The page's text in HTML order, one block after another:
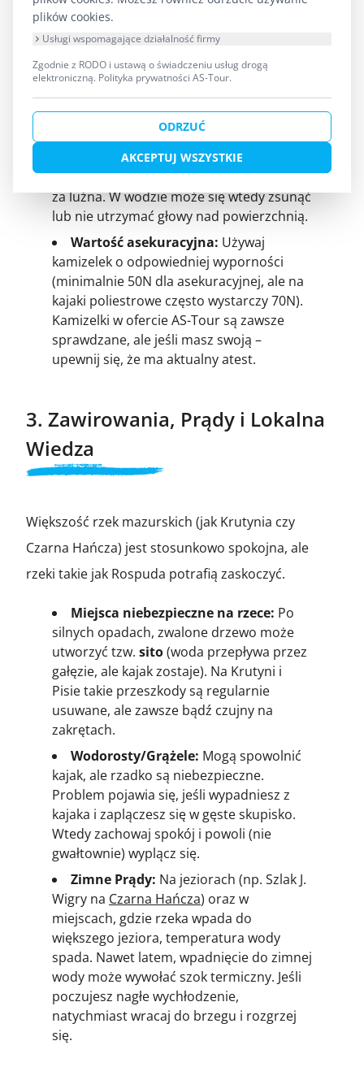
Kamizelka ratunkowa (lub asekuracyjna) musi być
założona, a nie leżeć pod siedzeniem. Co ważne,
naucz się jej używaćprawidłowo.
Prawidłowe dopasowanie:Kamizelka
powinna przylegać, ale nie dusić. Po
zapięciu wszystkich pasków (w tym
krokowego!), spróbuj ją podciągnąć za
ramiona. Jeśli podjeżdża Ci do uszu, jest
za luźna. W wodzie może się wtedy zsunąć
lub nie utrzymać głowy nad powierzchnią.
Wartość asekuracyjna: Używaj
kamizelek o odpowiedniej wyporności
(minimalnie 50N dla asekuracyjnej, ale na
kajaki poliestrowe często wystarczy 70N).
Kamizelki w ofercie AS-Tour są zawsze
sprawdzane, ale jeśli masz swoją –
upewnij się, że ma aktualny atest.
3. Zawirowania, Prądy i Lokalna
Wiedza
Większość rzek mazurskich (jak Krutynia czy
Czarna Hańcza) jest stosunkowo spokojna, ale
rzeki takie jak Rospuda potrafią zaskoczyć.
Miejsca niebezpieczne na rzece: Po
silnych opadach, zwalone drzewo może
utworzyć tzw. sito(woda przepływa przez
gałęzie, ale kajak zostaje). Na Krutyni i
Pisie takie przeszkody są regularnie
usuwane, ale zawsze bądź czujny na
zakrętach.
Wodorosty/Grążele: Mogą spowolnić
kajak, ale rzadko są niebezpieczne.
Problem pojawia się, jeśli wypadniesz z
kajaka i zaplączesz się w gęste skupisko.
Wtedy zachowaj spokój i powoli (nie
gwałtownie) wyplącz się.
Zimne Prądy: Na jeziorach (np. Szlak J.
Wigry na Czarna Hańcza) oraz w
miejscach, gdzie rzeka wpada do
większego jeziora, temperatura wody
spada. Nawet latem, wpadnięcie do zimnej
wody może wywołać szok termiczny. Jeśli
poczujesz nagłe wychłodzenie,
natychmiast wracaj do brzegu i rozgrzej
się.
plików cookies.
Usługi wspomagające działalność firmy
Zgodnie z RODO i ustawą o świadczeniu usług drogą
elektroniczną. Polityka prywatności AS-Tour.
ODRZUĆ
AKCEPTUJ WSZYSTKIE